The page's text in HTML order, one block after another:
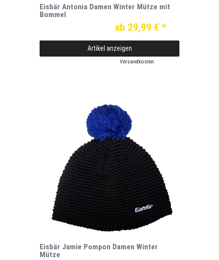
Eisbär Antonia Damen Winter Mütze mit
Bommel
ab 29,99 € *
Artikel anzeigen
Versandkosten
Eisbär Jamie Pompon Damen Winter
Mütze